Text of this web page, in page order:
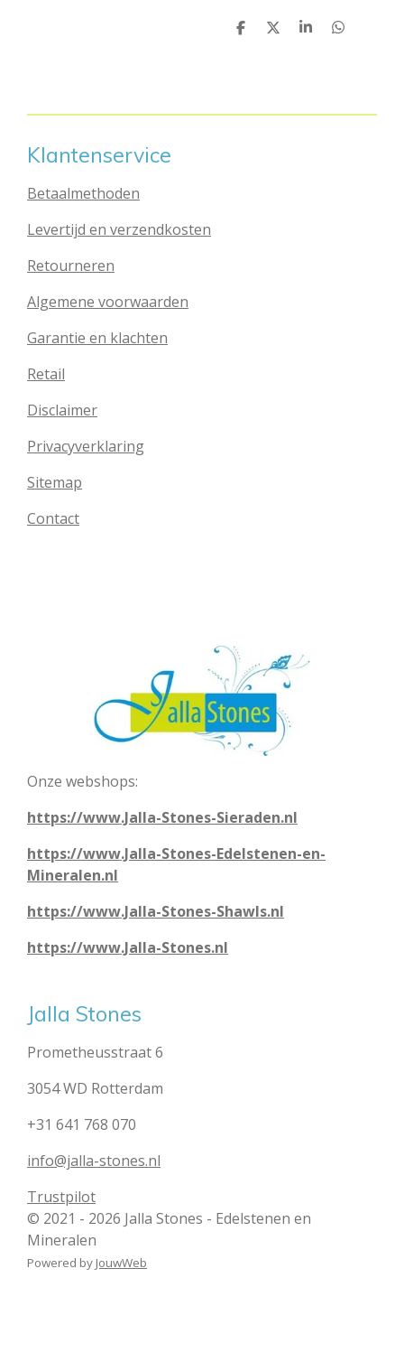
D
D
S
D
Klantenservice
Betaalmethoden
Levertijd en verzendkosten
Retourneren
Algemene voorwaarden
Garantie en klachten
Retail
Disclaimer
Privacyverklaring
Sitemap
Contact
Onze webshops:
https://www.Jalla-Stones-Sieraden.nl
https://www.Jalla-Stones-Edelstenen-en-
Mineralen.nl
https://www.Jalla-Stones-Shawls.nl
https://www.Jalla-Stones.nl
Jalla Stones
Prometheusstraat 6
3054 WD Rotterdam
+31 641 768 070
info@jalla-stones.nl
Trustpilot
© 2021 - 2026 Jalla Stones - Edelstenen en
Mineralen
Powered by JouwWeb